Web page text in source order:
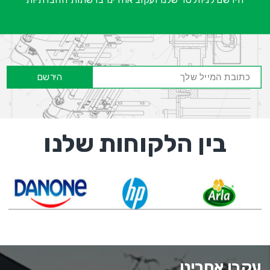
הירשם
בין הלקוחות שלנו